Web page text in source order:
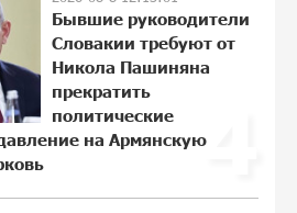
но будет уже поздно
11:21:27 31-07-2026
использует тему
армян против Эрдогана, то
него значит сам Геноцид?4
Бывшие руководители
Словакии требуют от
Никола Пашиняна
прекратить
политические
на Армянскую